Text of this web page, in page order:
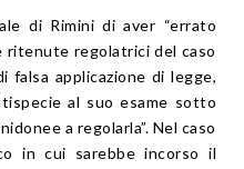
di Rimini di aver “errato
ritenute regolatrici del caso
falsa applicazione di legge,
al suo esame sotto
a regolarla”. Nel caso
in cui sarebbe incorso il